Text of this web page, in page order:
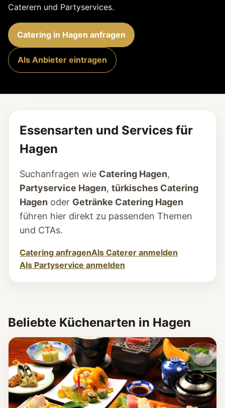
Caterern und Partyservices.
Catering in Hagen anfragen
Als Anbieter eintragen
Essensarten und Services für
Hagen
Suchanfragen wie Catering Hagen,
Partyservice Hagen, türkisches Catering
Hagen oder Getränke Catering Hagen
führen hier direkt zu passenden Themen
und CTAs.
Catering anfragenAls Caterer anmelden
Als Partyservice anmelden
Beliebte Küchenarten in Hagen